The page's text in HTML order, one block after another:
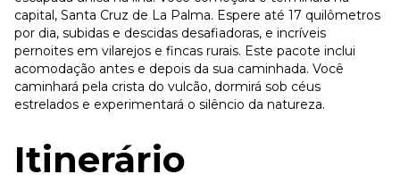
capital, Santa Cruz de La Palma. Espere até 17 quilômetros
por dia, subidas e descidas desafiadoras, e incríveis
pernoites em vilarejos e fincas rurais. Este pacote inclui
acomodação antes e depois da sua caminhada. Você
caminhará pela crista do vulcão, dormirá sob céus
estrelados e experimentará o silêncio da natureza.
Itinerário